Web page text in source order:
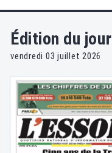
Édition du jour
vendredi 03 juillet 2026